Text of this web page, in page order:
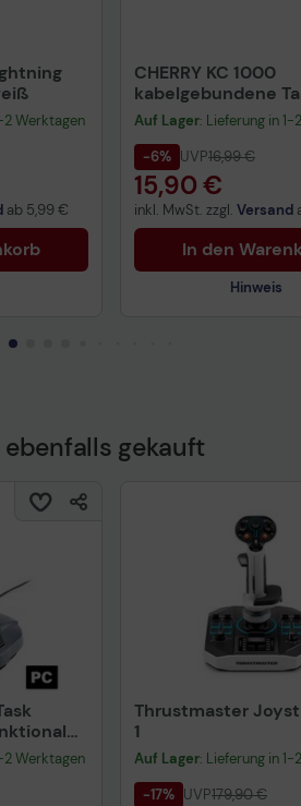
2 Werktagen
ab 5,99 €
CHERRY KC 1000
kabelgebundene
QWERTZ DE -
Auf Lager: Lieferung in
-6% UVP16,99 €
15,90 €
inkl. MwSt. zzgl. Versand
In den
Hinweis
Technisches
gekauft
- für PC
2 Werktagen
Thrustmaster
1
Auf Lager: Lieferung in
-17% UVP179,90 €